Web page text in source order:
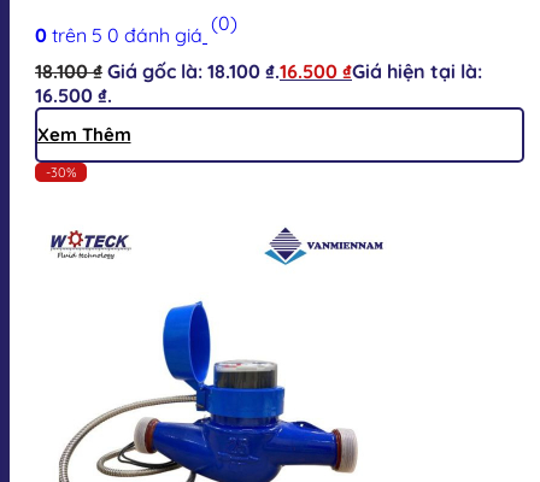
0 trên 5 0 đánh giá (0)
18.100₫ Giá gốc là: 18.100 ₫.16.500 ₫Giá hiện tại là:
16.500 ₫.
Xem Thêm
-30%